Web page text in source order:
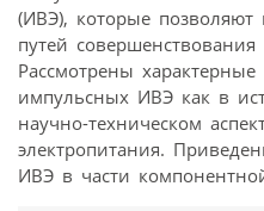
(ИВЭ), которые позволяют
путей
Рассмотрены
импульсных ИВЭ как в
научно-техническом
электропитания.
ИВЭ в части